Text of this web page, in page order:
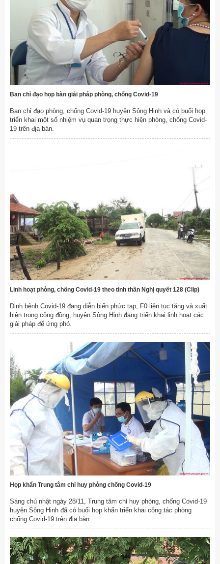
Ban chỉ đạo họp bàn giải pháp phòng, chống Covid-19
Ban chỉ đạo phòng, chống Covid-19 huyện Sông Hinh và có buổi họp
triển khai một số nhiệm vụ quan trọng thực hiện phòng, chống Covid-
19 trên địa bàn.
Linh hoạt phòng, chống Covid-19 theo tinh thần Nghị quyết 128 (Clip)
Dịnh bệnh Covid-19 đang diễn biến phức tạp, F0 liên tục tăng và xuất
hiện trong cộng đồng, huyện Sông Hinh đang triển khai linh hoạt các
giải pháp để ứng phó.
Họp khẩn Trung tâm chỉ huy phòng chống Covid-19
Sáng chủ nhật ngày 28/11, Trung tâm chỉ huy phòng, chống Covid-19
huyện Sông Hinh đã có buổi họp khẩn triển khai công tác phòng
chống Covid-19 trên địa bàn.